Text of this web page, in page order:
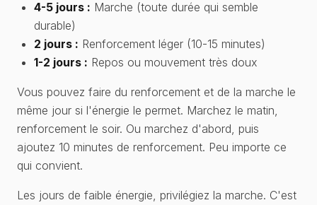
4-5 jours : Marche (toute durée qui semble
durable)
2 jours : Renforcement léger (10-15 minutes)
1-2 jours : Repos ou mouvement très doux
Vous pouvez faire du renforcement et de la marche le
même jour si l'énergie le permet. Marchez le matin,
renforcement le soir. Ou marchez d'abord, puis
ajoutez 10 minutes de renforcement. Peu importe ce
qui convient.
Les jours de faible énergie, privilégiez la marche. C'est